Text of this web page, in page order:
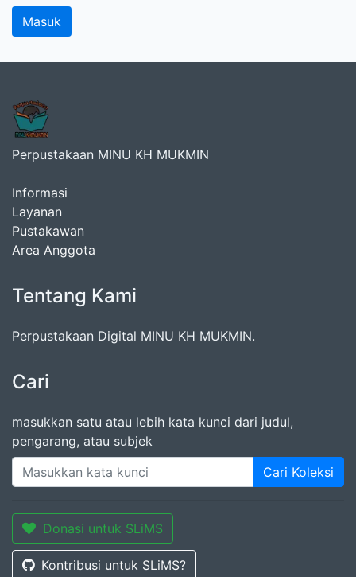
Perpustakaan MINU KH MUKMIN
Informasi
Layanan
Pustakawan
Area Anggota
Tentang Kami
Perpustakaan Digital MINU KH MUKMIN.
Cari
masukkan satu atau lebih kata kunci dari judul,
pengarang, atau subjek
Cari Koleksi
Donasi untuk SLiMS
Kontribusi untuk SLiMS?